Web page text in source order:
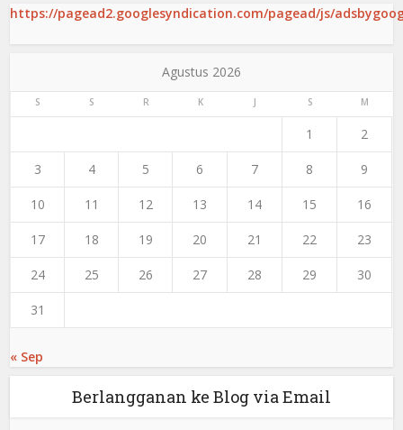
https://pagead2.googlesyndication.com/pagead/js/
Agustus 2026
S S R K J S M
1 2
3 4 5 6 7 8 9
10 11 12 13 14 15 16
17 18 19 20 21 22 23
24 25 26 27 28 29 30
31
« Sep
Berlangganan ke Blog via Email